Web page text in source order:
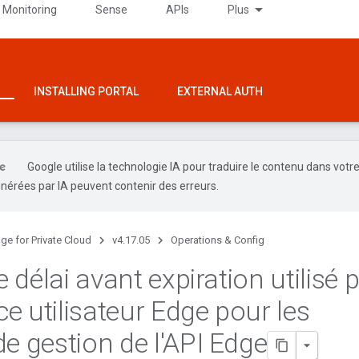
Monitoring Sense APIs Plus
INSTALLING PORTAL EXTERNAL AUTH
Google utilise la technologie IA pour traduire le contenu dans
par IA peuvent contenir des erreurs.
for Private Cloud v4.17.05 Operations & Config
délai avant expiration utilisé
utilisateur Edge pour les
gestion de l'API Edge